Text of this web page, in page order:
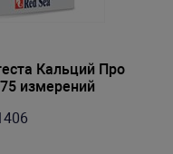
Кальций Про
измерений